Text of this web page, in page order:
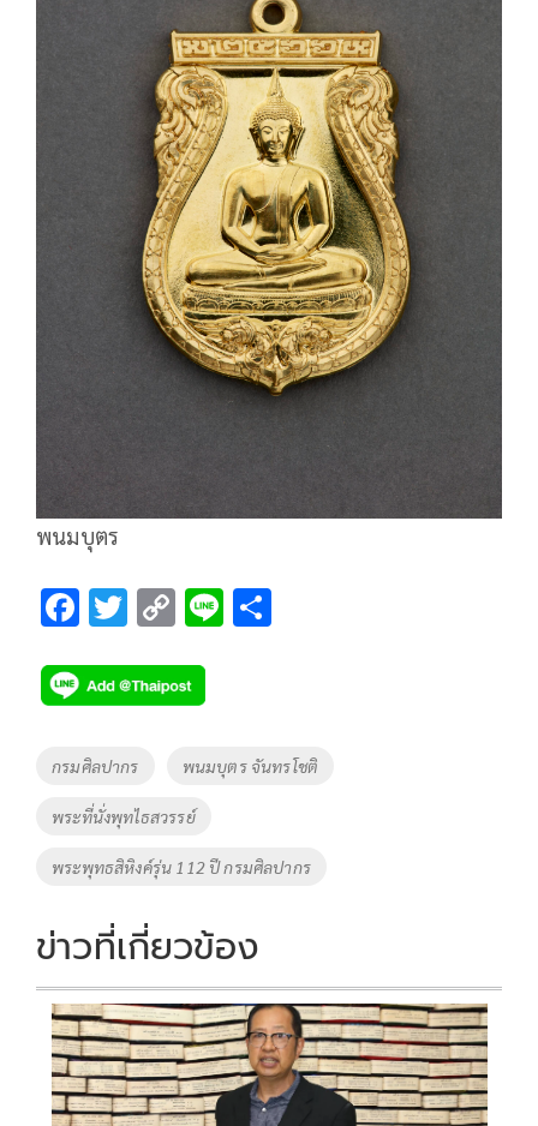
พนมบุตร
F
e
b
o
o
k
T
tt
er
C
p
y
Li
n
k
Li
Tags
กรมศิลปากร พนมบุตร จันทรโชติ
พระที่นั่งพุทไธสวรรย์
พระพุทธสิหิงค์รุ่น 112 ปี กรมศิลปากร
ข่าวที่เกี่ยวข้อง